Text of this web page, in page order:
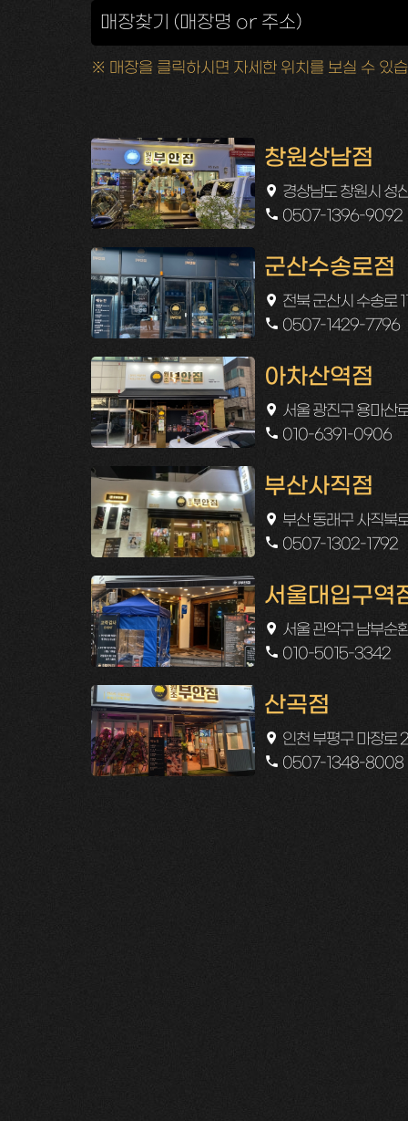
※ 매장을 클릭하시면 자세한 위치를 보실 수 있
창원상남점
경상남도 창원시 성
0507-1396-9092
군산수송로점
전북 군산시 수송로
0507-1429-7796
아차산역점
서울 광진구 용마산
010-6391-0906
부산사직점
부산 동래구 사직북
0507-1302-1792
서울대입구역
서울 관악구 남부순
010-5015-3342
산곡점
인천 부평구 마장로
0507-1348-8008